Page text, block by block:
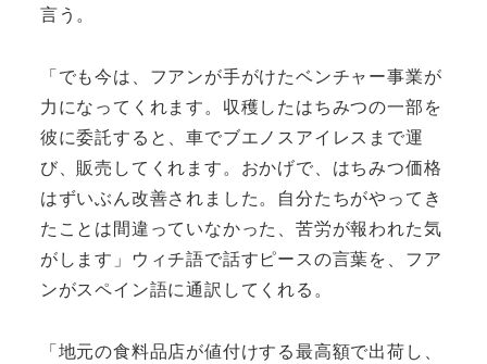
言う。
「でも今は、フアンが手がけたベンチャー事業が
力になってくれます。収穫したはちみつの一部を
彼に委託すると、車でブエノスアイレスまで運
び、販売してくれます。おかげで、はちみつ価格
はずいぶん改善されました。自分たちがやってき
たことは間違っていなかった、苦労が報われた気
がします」ウィチ語で話すピースの言葉を、フア
ンがスペイン語に通訳してくれる。
「地元の食料品店が値付けする最高額で出荷し、